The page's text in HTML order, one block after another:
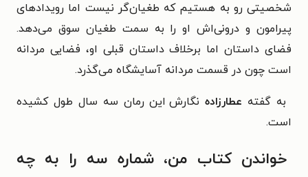
شخصیتی رو به هستیم که طغیان‌گر نیست اما رویدادهای
پیرامون و درونی‌اش او را به سمت طغیان سوق می‌دهد.
فضای داستان اما برخلاف داستان قبلی او، فضایی مردانه
است چون در قسمت مردانه آسایشگاه می‌گذرد.
به گفته عطارزاده نگارش این رمان سه سال طول کشیده
است.
خواندن کتاب من، شماره سه را به چه